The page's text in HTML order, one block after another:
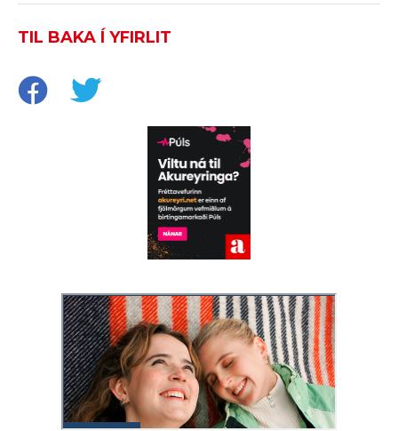
TIL BAKA Í YFIRLIT